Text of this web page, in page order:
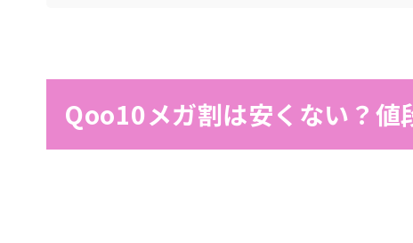
Qoo10メガ割は安くない？値